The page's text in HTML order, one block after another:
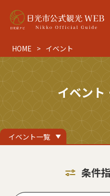
HOME イベント
イベント
イベント一覧
条件